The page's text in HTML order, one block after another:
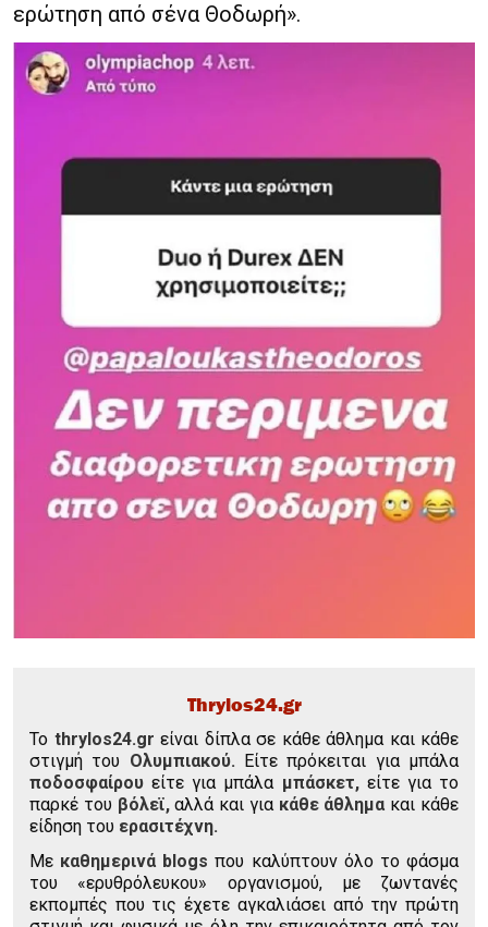
ερώτηση από σένα Θοδωρή».
Thrylos24.gr
To thrylos24.gr είναι δίπλα σε κάθε άθλημα και κάθε
στιγμή του Ολυμπιακού. Είτε πρόκειται για μπάλα
ποδοσφαίρου είτε για μπάλα μπάσκετ,είτε για το
παρκέ του βόλεϊ,αλλά και για κάθε άθλημα και κάθε
είδηση του ερασιτέχνη.
Με καθημερινά blogs που καλύπτουν όλο το φάσμα
του «ερυθρόλευκου» οργανισμού, με ζωντανές
εκπομπές που τις έχετε αγκαλιάσει από την πρώτη